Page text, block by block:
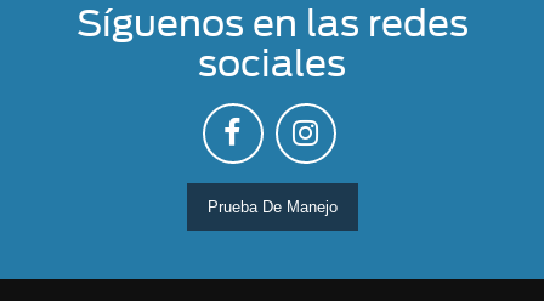
Síguenos en las redes
sociales
Prueba De Manejo